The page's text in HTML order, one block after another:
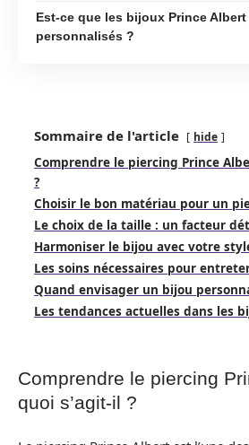
Est-ce que les bijoux Prince
personnalisés ?
Sommaire de l'article hide
Comprendre le piercing Prince
?
Choisir le bon matériau pour un
Le choix de la taille : un facteur
Harmoniser le bijou avec votre
Les soins nécessaires pour
Quand envisager un bijou
Les tendances actuelles dans les
Comprendre le piercing
quoi s’agit-il ?